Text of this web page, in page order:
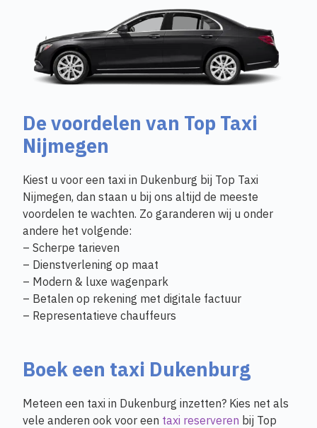
De voordelen van Top Taxi
Nijmegen
Kiest u voor een taxi in Dukenburg bij Top Taxi
Nijmegen, dan staan u bij ons altijd de meeste
voordelen te wachten. Zo garanderen wij u onder
andere het volgende:
– Scherpe tarieven
– Dienstverlening op maat
– Modern & luxe wagenpark
– Betalen op rekening met digitale factuur
– Representatieve chauffeurs
Boek een taxi Dukenburg
Meteen een taxi in Dukenburg inzetten? Kies net als
vele anderen ook voor een taxi reserveren bij Top